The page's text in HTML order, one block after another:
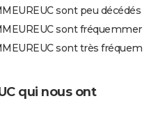
sont peu décédés
sont
sont très
qui nous ont